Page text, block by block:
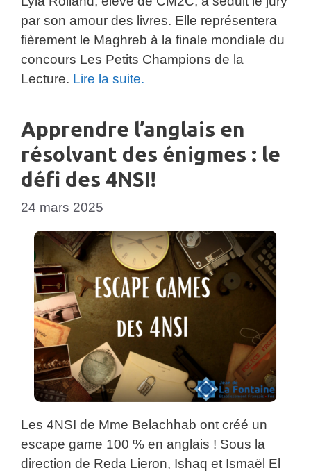
par son amour des livres. Elle représentera
fièrement le Maghreb à la finale mondiale du
concours Les Petits Champions de la
Lecture. Lire la suite.
Apprendre l’anglais en
résolvant des énigmes : le
défi des 4NSI!
24 mars 2025
Les 4NSI de Mme Belachhab ont créé un
escape game 100 % en anglais ! Sous la
direction de Reda Lieron, Ishaq et Ismaël El